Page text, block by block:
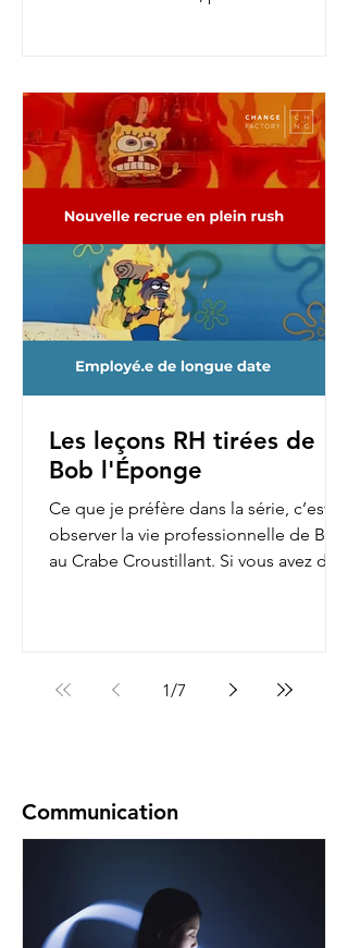
Les leçons RH tirées de
Bob l'Éponge
Ce que je préfère dans la série, c’est
observer la vie professionnelle de Bob
au Crabe Croustillant. Si vous avez déjà
1/7
Communication